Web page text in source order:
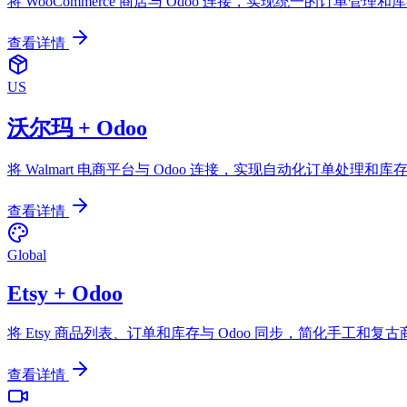
查看详情
US
沃尔玛 + Odoo
将 Walmart 电商平台与 Odoo 连接，实现自动化订单处理和库存
查看详情
Global
Etsy + Odoo
将 Etsy 商品列表、订单和库存与 Odoo 同步，简化手工和复古
查看详情